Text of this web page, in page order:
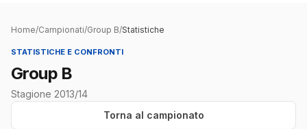
Home/Campionati/Group B/Statistiche
STATISTICHE E CONFRONTI
Group B
Stagione 2013/14
Torna al campionato